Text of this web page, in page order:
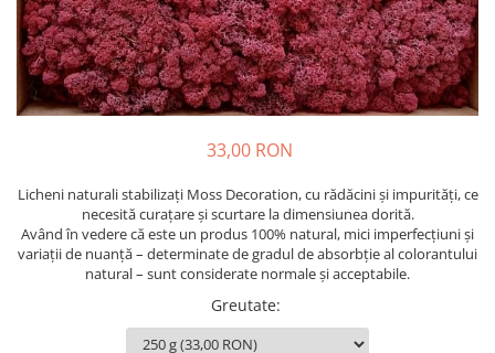
33,00 RON
Licheni naturali stabilizați Moss Decoration, cu rădăcini și impurități, ce
necesită curațare și scurtare la dimensiunea dorită.
Având în vedere că este un produs 100% natural, mici imperfecțiuni și
variații de nuanță – determinate de gradul de absorbție al colorantului
natural – sunt considerate normale și acceptabile.
Greutate: